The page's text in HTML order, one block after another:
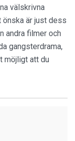
välskrivna
önska är just dess
andra filmer och
gangsterdrama,
möjligt att du